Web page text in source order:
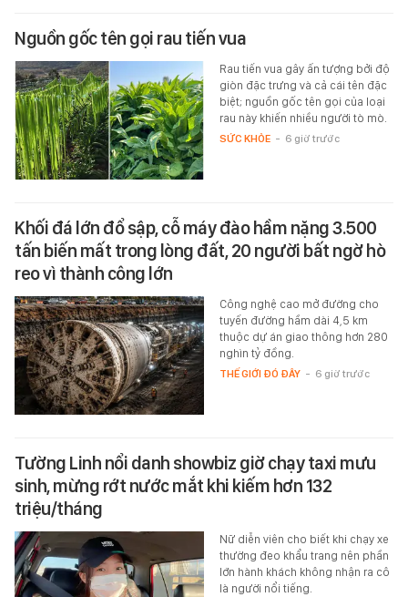
Nguồn gốc tên gọi rau tiến vua
Rau tiến vua gây ấn tượng bởi độ
giòn đặc trưng và cả cái tên đặc
biệt; nguồn gốc tên gọi của loại
rau này khiến nhiều người tò mò.
SỨC KHỎE - 6 giờ trước
Khối đá lớn đổ sập, cỗ máy đào hầm nặng 3.500
tấn biến mất trong lòng đất, 20 người bất ngờ hò
reo vì thành công lớn
Công nghệ cao mở đường cho
tuyến đường hầm dài 4,5 km
thuộc dự án giao thông hơn 280
nghìn tỷ đồng.
THẾ GIỚI ĐÓ ĐÂY - 6 giờ trước
Tường Linh nổi danh showbiz giờ chạy taxi mưu
sinh, mừng rớt nước mắt khi kiếm hơn 132
triệu/tháng
Nữ diễn viên cho biết khi chạy xe
thường đeo khẩu trang nên phần
lớn hành khách không nhận ra cô
là người nổi tiếng.